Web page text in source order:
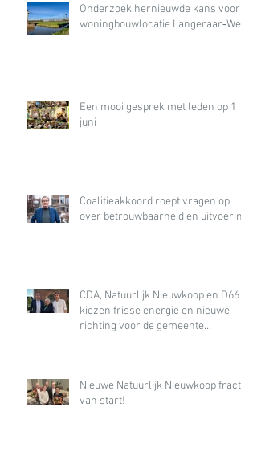
Onderzoek hernieuwde kans voor
woningbouwlocatie Langeraar‑West
Een mooi gesprek met leden op 1
juni
Coalitieakkoord roept vragen op
over betrouwbaarheid en uitvoering
CDA, Natuurlijk Nieuwkoop en D66
kiezen frisse energie en nieuwe
richting voor de gemeente
Nieuwe Natuurlijk Nieuwkoop fractie
van start!